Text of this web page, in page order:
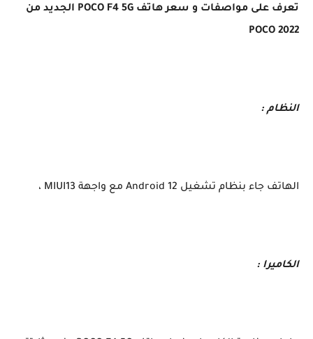
تعرف على مواصفات و سعر هاتف POCO F4 5G الجديد من
POCO 2022
النظام :
الهاتف جاء بنظام تشغيل Android 12 مع واجهة MIUI13 ،
الكاميرا :